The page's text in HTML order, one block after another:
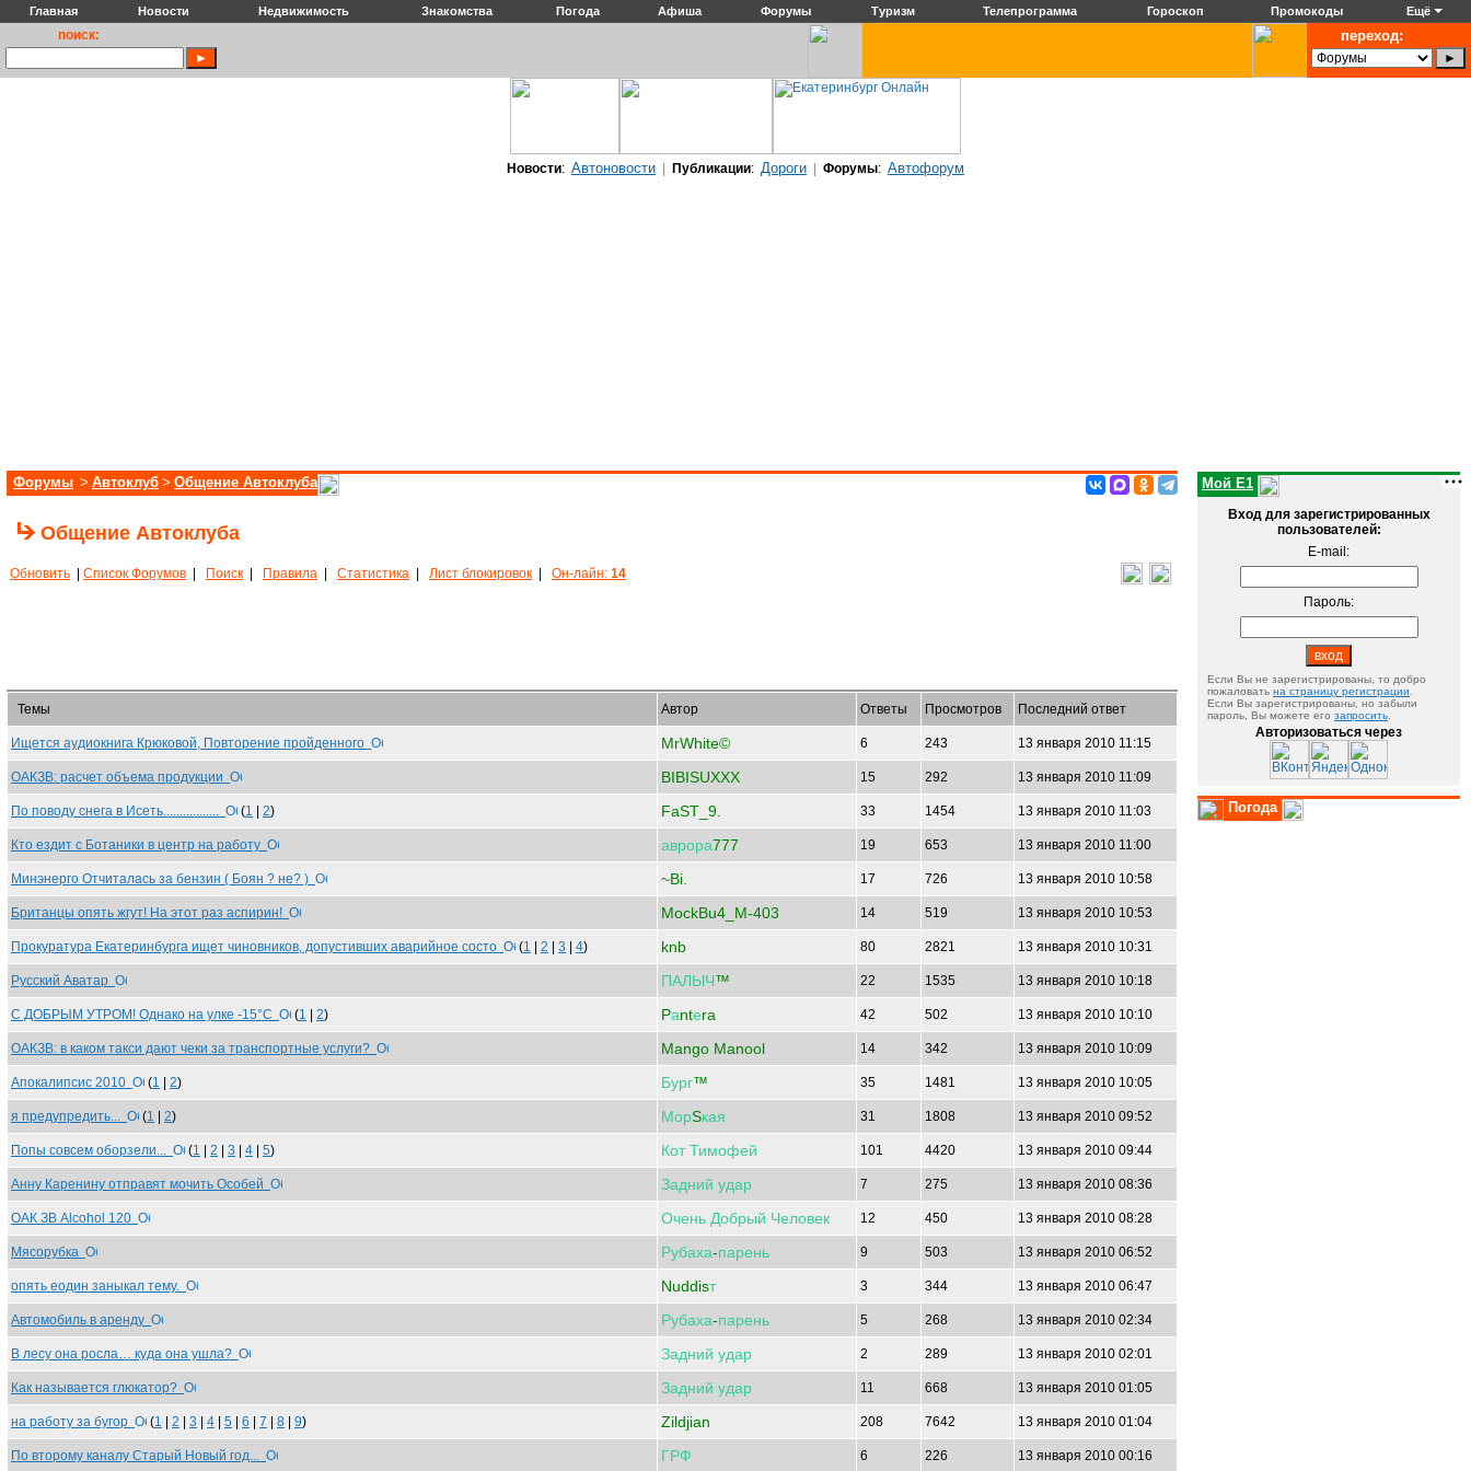
Главная Новости Недвижимость Знакомства Погода Афиша Форумы Туризм Телепрограмма Гороскоп Промокоды Ещё
поиск: переход:
Новости: Автоновости Публикации: Дороги Форумы: Автофорум
Форумы > Автоклуб > Общение Автоклуба
Общение Автоклуба
Обновить Список Форумов Поиск Правила Статистика Лист блокировок Он-лайн: 14
Темы Автор Ответы Просмотров Последний ответ
Ищется аудиокнига Крюковой, Повторение пройденного MrWhite© 6 243 13 января 2010 11:15
ОАКЗВ: расчет объема продукции BIBISUXXX 15 292 13 января 2010 11:09
По поводу снега в Исеть................. (1 2) FaST_9. 33 1454 13 января 2010 11:03
Кто ездит с Ботаники в центр на работу аврора777 19 653 13 января 2010 11:00
Минэнерго Отчиталась за бензин ( Боян ? не? ) ~Bi. 17 726 13 января 2010 10:58
Британцы опять жгут! На этот раз аспирин! MockBu4_M-403 14 519 13 января 2010 10:53
Прокуратура Екатеринбурга ищет чиновников, допустивших аварийное состо (1 2 3 4) knb 80 2821 13 января 2010 10:31
Русский Аватар ПАЛЫЧ™ 22 1535 13 января 2010 10:18
С ДОБРЫМ УТРОМ! Однако на улке -15°C (1 2) Pаntеra 42 502 13 января 2010 10:10
ОАКЗВ: в каком такси дают чеки за транспортные услуги? Mango Manool 14 342 13 января 2010 10:09
Апокалипсис 2010 (1 2) Бург™ 35 1481 13 января 2010 10:05
я предупредить... (1 2) МорSкая 31 1808 13 января 2010 09:52
Попы совсем оборзели... (1 2 3 4 5) Кот Тимофей 101 4420 13 января 2010 09:44
Анну Каренину отправят мочить Особей Задний удар 7 275 13 января 2010 08:36
ОАК ЗВ Alcohol 120 Очень Добрый Человек 12 450 13 января 2010 08:28
Мясорубка Рубаха-парень 9 503 13 января 2010 06:52
опять еодин заныкал тему. Nuddisт 3 344 13 января 2010 06:47
Автомобиль в аренду Рубаха-парень 5 268 13 января 2010 02:34
В лесу она росла… куда она ушла? Задний удар 2 289 13 января 2010 02:01
Как называется глюкатор? Задний удар 11 668 13 января 2010 01:05
на работу за бугор (1 2 3 4 5 6 7 8 9) Zildjian 208 7642 13 января 2010 01:04
По второму каналу Старый Новый год... ГРФ 6 226 13 января 2010 00:16
Мой E1
Вход для зарегистрированных
пользователей:
E-mail:
Пароль:
Если Вы не зарегистрированы, то добро
пожаловать на страницу регистрации
Если Вы зарегистрированы, но забыли
пароль, Вы можете его запросить
Авторизоваться через
Погода